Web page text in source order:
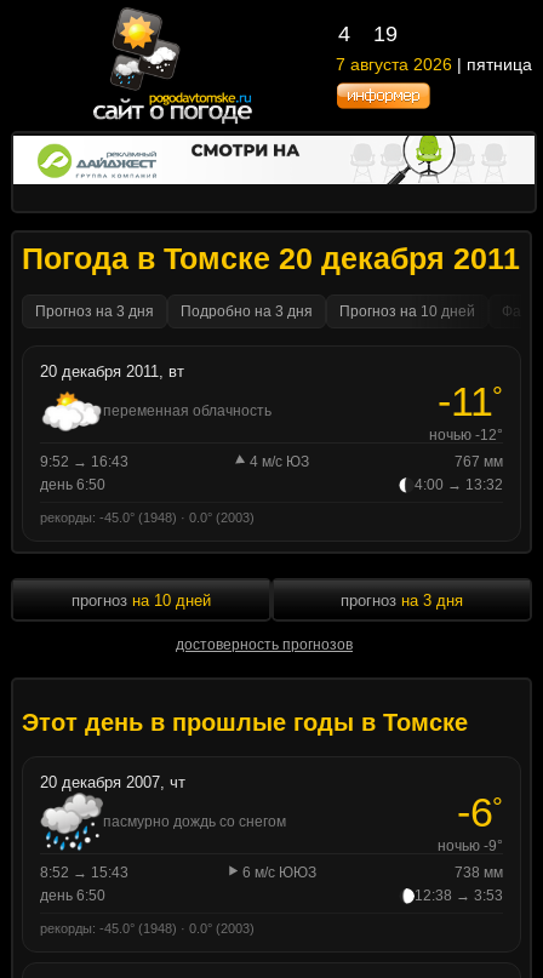
4 19
7 августа 2026 | пятница
Погода в Томске 20 декабря 2011
Прогноз на 3 дня Подробно на 3 дня Прогноз на 10 дней
20 декабря 2011, вт
переменная облачность -11°
ночью -12°
9:52 → 16:43
4 м/с ЮЗ
767 мм
день 6:50
4:00 → 13:32
рекорды: -45.0° (1948) · 0.0° (2003)
прогноз на 10 дней
достоверность прогнозов
прогноз на 3 дня
Этот день в прошлые годы в Томске
20 декабря 2007, чт
пасмурно дождь со снегом -6°
ночью -9°
8:52 → 15:43
6 м/с ЮЮЗ
738 мм
день 6:50
12:38 → 3:53
рекорды: -45.0° (1948) · 0.0° (2003)